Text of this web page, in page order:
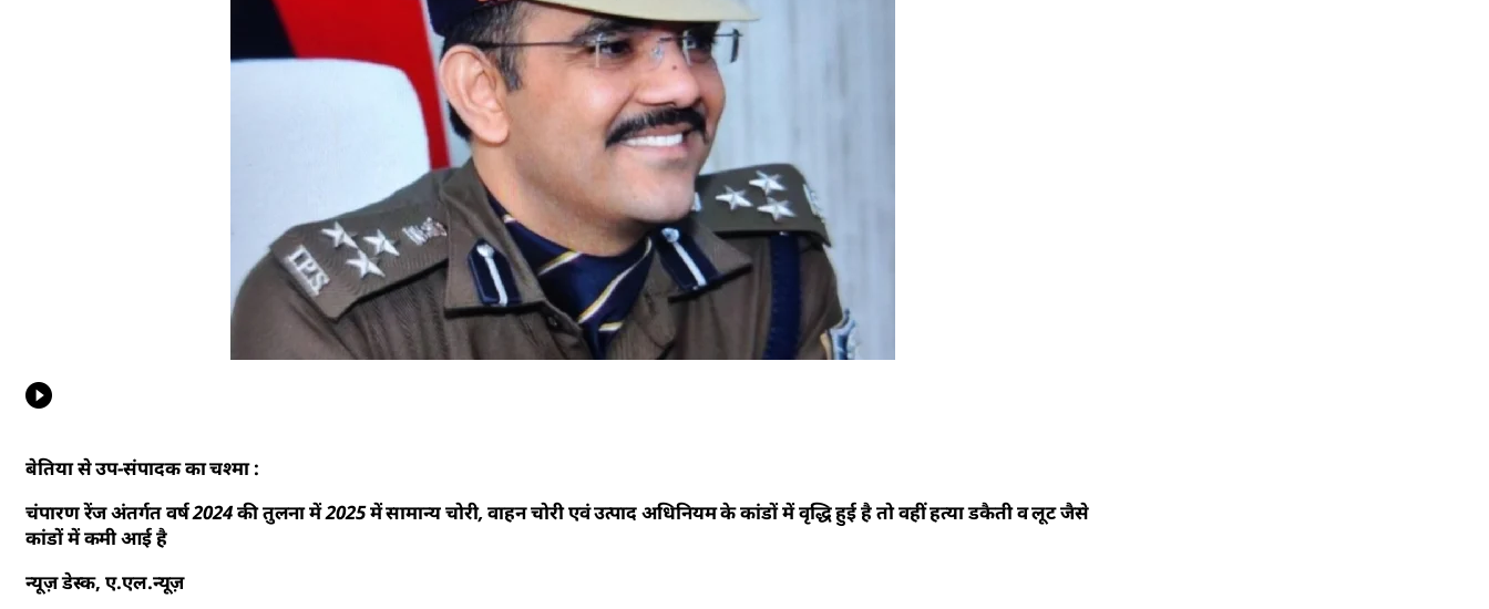
बेतिया से उप-संपादक का चश्मा :
चंपारण रेंज अंतर्गत वर्ष 2024 की तुलना में 2025 में सामान्य चोरी, वाहन चोरी एवं उत्पाद अधिनियम के कांडों में वृद्धि हुई है तो वहीं हत्या डकैती व लूट जैसे
कांडों में कमी आई है
न्यूज़ डेस्क, ए.एल.न्यूज़